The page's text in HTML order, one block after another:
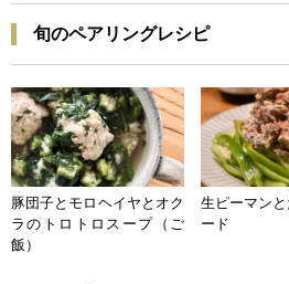
旬のペアリングレシピ
豚団子とモロヘイヤとオク
ラのトロトロスープ（ご
飯）
生ピーマン
ード